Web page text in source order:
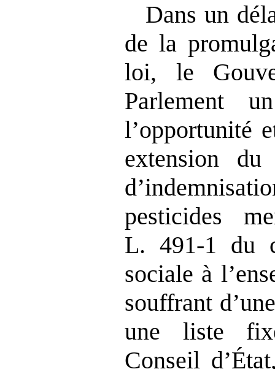
Dans un
de la
loi, le
Parlement
l’opportunité
extension
pesticides
L. 491‑1 du
sociale à
souffrant
une liste
Conseil